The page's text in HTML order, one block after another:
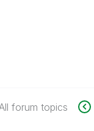
forum topics